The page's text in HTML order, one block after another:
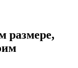
размере,